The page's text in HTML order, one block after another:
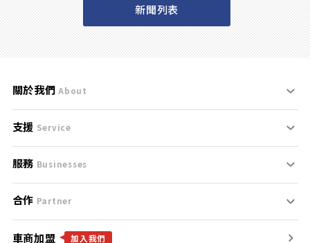
新聞列表
關於我們 About
刊登規範
服務條款
免責聲明
隱私權政策
支援 Service
支援中心
聯絡我們
服務 Businesses
什麼是Goo鑑定？
找好車
合作 Partner
合作夥伴
車商加盟 加入我們